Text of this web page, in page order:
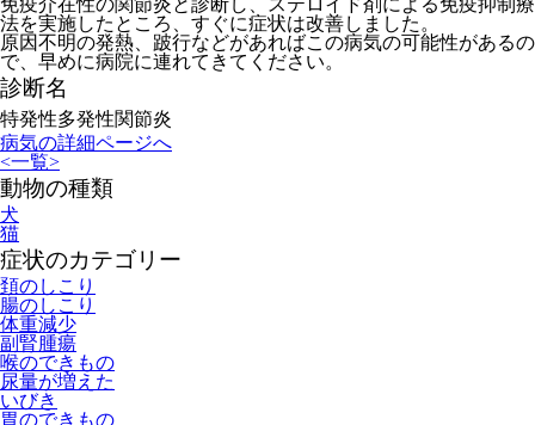
免疫介在性の関節炎と診断し、ステロイド剤による免疫抑制療
法を実施したところ、すぐに症状は改善しました。
原因不明の発熱、跛行などがあればこの病気の可能性があるの
で、早めに病院に連れてきてください。
診断名
特発性多発性関節炎
病気の詳細ページへ
<一覧>
動物の種類
犬
猫
症状のカテゴリー
頚のしこり
腸のしこり
体重減少
副腎腫瘍
喉のできもの
尿量が増えた
いびき
胃のできもの